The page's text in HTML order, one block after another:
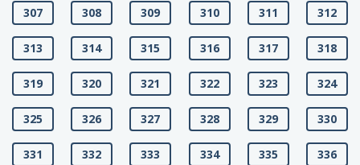
307 308 309 310 311 312
313 314 315 316 317 318
319 320 321 322 323 324
325 326 327 328 329 330
331 332 333 334 335 336